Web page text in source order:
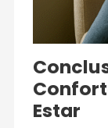
Estar